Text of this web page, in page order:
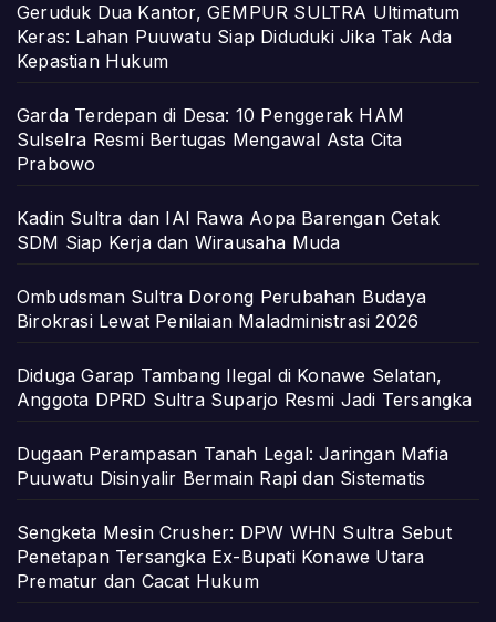
Geruduk Dua Kantor, GEMPUR SULTRA Ultimatum
Keras: Lahan Puuwatu Siap Diduduki Jika Tak Ada
Kepastian Hukum
Garda Terdepan di Desa: 10 Penggerak HAM
Sulselra Resmi Bertugas Mengawal Asta Cita
Prabowo
Kadin Sultra dan IAI Rawa Aopa Barengan Cetak
SDM Siap Kerja dan Wirausaha Muda
Ombudsman Sultra Dorong Perubahan Budaya
Birokrasi Lewat Penilaian Maladministrasi 2026
Diduga Garap Tambang Ilegal di Konawe Selatan,
Anggota DPRD Sultra Suparjo Resmi Jadi Tersangka
Dugaan Perampasan Tanah Legal: Jaringan Mafia
Puuwatu Disinyalir Bermain Rapi dan Sistematis
Sengketa Mesin Crusher: DPW WHN Sultra Sebut
Penetapan Tersangka Ex-Bupati Konawe Utara
Prematur dan Cacat Hukum